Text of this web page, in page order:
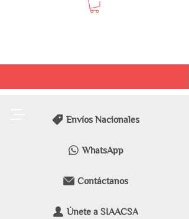
Envíos Nacionales
WhatsApp
Contáctanos
Únete a SIAACSA